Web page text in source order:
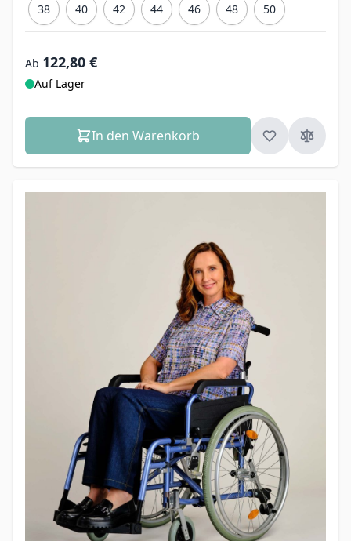
38 40 42 44 46 48 50
Ab 122,80 €
Auf Lager
In den Warenkorb